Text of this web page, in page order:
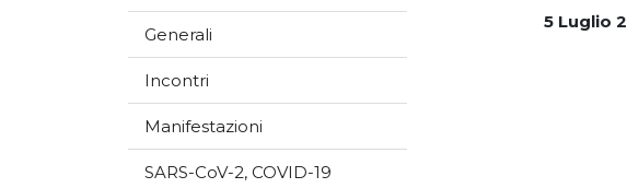
Generali
Incontri
Manifestazioni
SARS-CoV-2, COVID-19
5 Luglio